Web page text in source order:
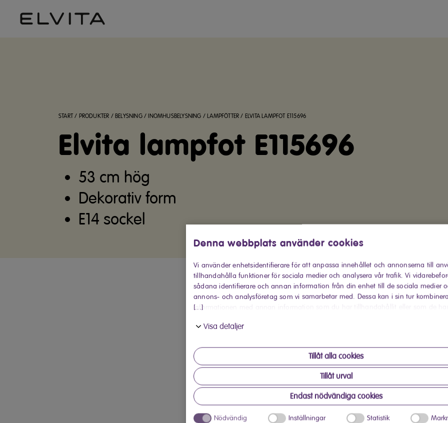
Denna webbplats använder cookies
[...]
Vi använder enhetsidentifierare för att anpassa innehållet och annonserna till
tillhandahålla funktioner för sociala medier och analysera vår trafik. Vi
sådana identifierare och annan information från din enhet till de sociala medier
annons- och analysföretag som vi samarbetar med. Dessa kan i sin tur kombinera
informationen med annan information som du har tillhandahållit eller som de har
Visa detaljer
Tillåt alla cookies
Tillåt urval
Endast nödvändiga cookies
Nödvändig Inställningar Statistik
START / PRODUKTER /BELYSNING/INOMHUSBELYSNING /LAMPFÖTTER / ELVITA LAMPFOT E115696
Elvita lampfot E115696
53 cm hög
Dekorativ form
E14 sockel
Elvita lampfot är 53 cm
kommer i metall
till olika